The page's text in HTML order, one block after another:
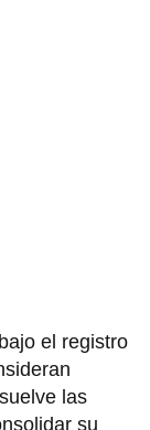
el registro
las
su